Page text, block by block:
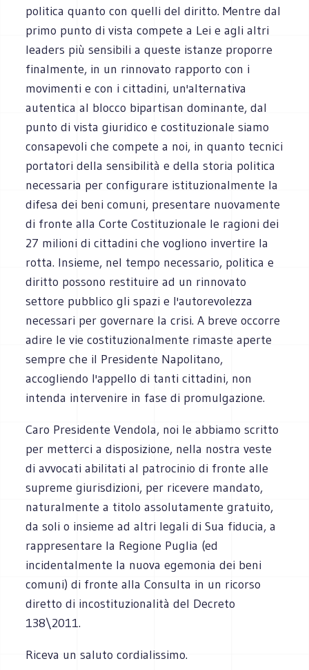
politica quanto con quelli del diritto. Mentre dal
primo punto di vista compete a Lei e agli altri
leaders più sensibili a queste istanze proporre
finalmente, in un rinnovato rapporto con i
movimenti e con i cittadini, un'alternativa
autentica al blocco bipartisan dominante, dal
punto di vista giuridico e costituzionale siamo
consapevoli che compete a noi, in quanto tecnici
portatori della sensibilità e della storia politica
necessaria per configurare istituzionalmente la
difesa dei beni comuni, presentare nuovamente
di fronte alla Corte Costituzionale le ragioni dei
27 milioni di cittadini che vogliono invertire la
rotta. Insieme, nel tempo necessario, politica e
diritto possono restituire ad un rinnovato
settore pubblico gli spazi e l'autorevolezza
necessari per governare la crisi. A breve occorre
adire le vie costituzionalmente rimaste aperte
sempre che il Presidente Napolitano,
accogliendo l'appello di tanti cittadini, non
intenda intervenire in fase di promulgazione.
Caro Presidente Vendola, noi le abbiamo scritto
per metterci a disposizione, nella nostra veste
di avvocati abilitati al patrocinio di fronte alle
supreme giurisdizioni, per ricevere mandato,
naturalmente a titolo assolutamente gratuito,
da soli o insieme ad altri legali di Sua fiducia, a
rappresentare la Regione Puglia (ed
incidentalmente la nuova egemonia dei beni
comuni) di fronte alla Consulta in un ricorso
diretto di incostituzionalità del Decreto
138\2011.
Riceva un saluto cordialissimo.